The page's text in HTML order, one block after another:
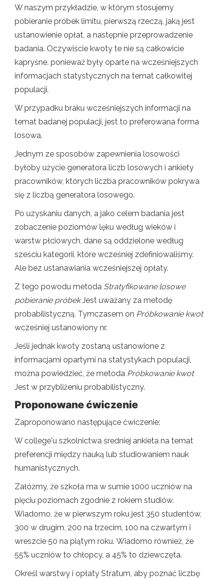
W naszym przykładzie, w którym stosujemy
pobieranie próbek limitu, pierwszą rzeczą, jaką jest
ustanowienie opłat, a następnie przeprowadzenie
badania. Oczywiście kwoty te nie są całkowicie
kapryśne, ponieważ były oparte na wcześniejszych
informacjach statystycznych na temat całkowitej
populacji.
W przypadku braku wcześniejszych informacji na
temat badanej populacji, jest to preferowana forma
losowa.
Jednym ze sposobów zapewnienia losowości
byłoby użycie generatora liczb losowych i ankiety
pracowników, których liczba pracowników pokrywa
się z liczbą generatora losowego.
Po uzyskaniu danych, a jako celem badania jest
zobaczenie poziomów lęku według wieków i
warstw płciowych, dane są oddzielone według
sześciu kategorii, które wcześniej zdefiniowaliśmy.
Ale bez ustanawiania wcześniejszej opłaty.
Z tego powodu metoda Stratyfikowane losowe
pobieranie próbekJest uważany za metodę
probabilistyczną. Tymczasem on Próbkowanie kwot
wcześniej ustanowiony nr.
Jeśli jednak kwoty zostaną ustanowione z
informacjami opartymi na statystykach populacji,
można powiedzieć, że metoda Próbkowanie kwot
Jest w przybliżeniu probabilistyczny.
Proponowane ćwiczenie
Zaproponowano następujące ćwiczenie:
W college'u szkolnictwa średniej ankieta na temat
preferencji między nauką lub studiowaniem nauk
humanistycznych.
Załóżmy, że szkoła ma w sumie 1000 uczniów na
pięciu poziomach zgodnie z rokiem studiów.
Wiadomo, że w pierwszym roku jest 350 studentów,
300 w drugim, 200 na trzecim, 100 na czwartym i
wreszcie 50 na piątym roku. Wiadomo również, że
55% uczniów to chłopcy, a 45% to dziewczęta.
Określ warstwy i opłaty Stratum, aby poznać liczbę